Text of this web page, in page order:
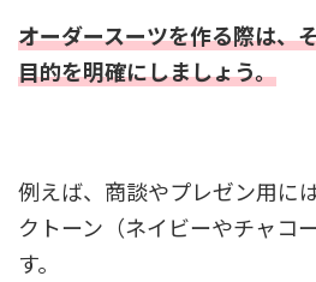
オーダースーツを作る際は、
目的を明確にしましょう。
例えば、商談やプレゼン用に
クトーン（ネイビーやチャコ
す。